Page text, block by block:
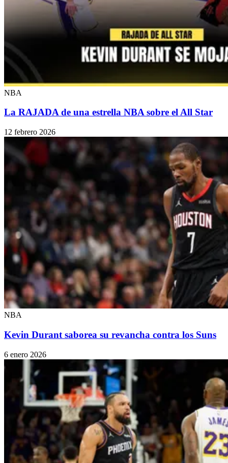
NBA
La RAJADA de una estrella NBA sobre el All Star
12 febrero 2026
NBA
Kevin Durant saborea su revancha contra los Suns
6 enero 2026